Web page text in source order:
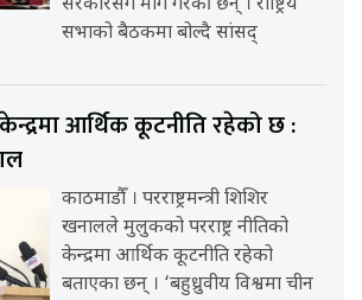
सरकारसँग माग गरेकी छन् । राष्ट्रिय
सभाको बैठकमा बोल्दै सांसद्
केन्द्रमा आर्थिक कूटनीति रहेको छ :
काठमाडौँ । परराष्ट्रमन्त्री शिशिर
खनालले मुलुकको परराष्ट्र नीतिको
केन्द्रमा आर्थिक कूटनीति रहेको
बताएका छन् । ‘बहुध्रुवीय विश्वमा चीन